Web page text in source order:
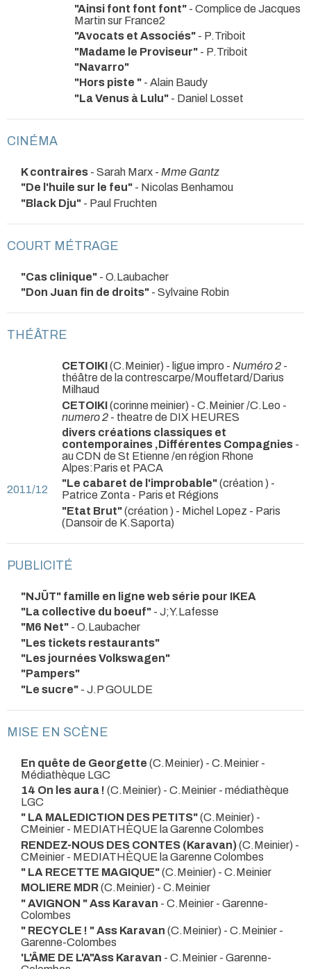
"Ainsi font font font" - Complice de Jacques
Martin sur France2
"Avocats et Associés" - P.Triboit
"Madame le Proviseur" - P.Triboit
"Navarro"
"Hors piste " - Alain Baudy
"La Venus à Lulu" - Daniel Losset
CINÉMA
K contraires - Sarah Marx - Mme Gantz
"De l'huile sur le feu" - Nicolas Benhamou
"Black Dju" - Paul Fruchten
COURT MÉTRAGE
"Cas clinique" - O.Laubacher
"Don Juan fin de droits" - Sylvaine Robin
THÉÂTRE
CETOIKI(C.Meinier) - ligue impro - Numéro 2 -
théâtre de la contrescarpe/Mouffetard/Darius
Milhaud
CETOIKI(corinne meinier) - C.Meinier /C.Leo -
numero 2 - theatre de DIX HEURES
divers créations classiques et
contemporaines ,Différentes Compagnies -
au CDN de St Etienne /en région Rhone
Alpes:Paris et PACA
2011/12
"Le cabaret de l'improbable"(création ) -
Patrice Zonta - Paris et Régions
"Etat Brut"(création ) - Michel Lopez - Paris
(Dansoir de K.Saporta)
PUBLICITÉ
"NJÜT" famille en ligne web série pour IKEA
"La collective du boeuf" - J;Y.Lafesse
"M6 Net" - O.Laubacher
"Les tickets restaurants"
"Les journées Volkswagen"
"Pampers"
"Le sucre" - J.P GOULDE
MISE EN SCÈNE
En quête de Georgette (C.Meinier) - C.Meinier -
Médiathèque LGC
14 On les aura ! (C.Meinier) - C.Meinier - médiathèque
LGC
" LA MALEDICTION DES PETITS"(C.Meinier) -
CMeinier - MEDIATHÈQUE la Garenne Colombes
RENDEZ-NOUS DES CONTES (Karavan)(C.Meinier) -
CMeinier - MEDIATHÈQUE la Garenne Colombes
" LA RECETTE MAGIQUE"(C.Meinier) - C.Meinier
MOLIERE MDR(C.Meinier) - C.Meinier
" AVIGNON " Ass Karavan - C.Meinier - Garenne-
Colombes
" RECYCLE ! " Ass Karavan (C.Meinier) - C.Meinier -
Garenne-Colombes
'L'ÂME DE L'A"Ass Karavan - C.Meinier - Garenne-